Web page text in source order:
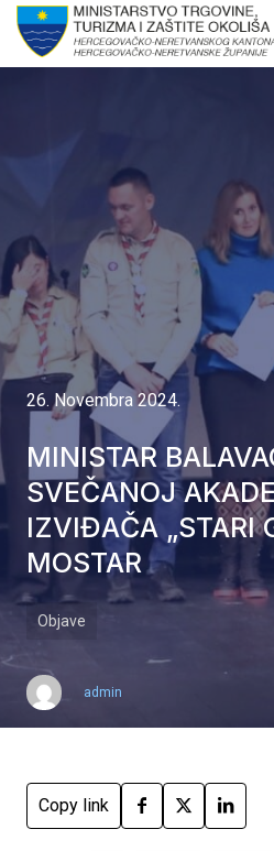
26. Novembra 2024.
MINISTAR
SVEČANOJ
IZVIĐAČA „STARI
MOSTAR
Objave
admin
Copy link